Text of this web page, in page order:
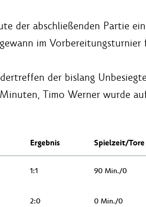
der abschließenden Partie
im Vorbereitungsturnier
der bislang
Timo Werner wurde
Ergebnis Spielzeit/Tore
1:1
2:0
90 Min./0
0 Min./0